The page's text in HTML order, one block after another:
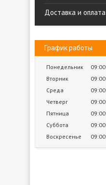
Доставка и оплата
График работы
Понедельник 09:00
Вторник
09:00
Среда
09:00
Четверг
09:00
Пятница
09:00
Суббота
09:00
Воскресенье
09:00